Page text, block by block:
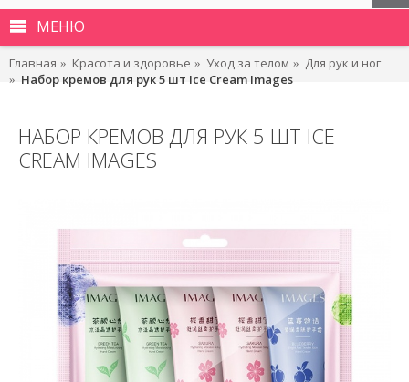
МЕНЮ
Главная Красота и здоровье Уход за телом
Для рук и ног
Набор кремов для рук 5 шт Ice Cream Images
НАБОР КРЕМОВ ДЛЯ РУК 5 ШТ ICE
CREAM IMAGES